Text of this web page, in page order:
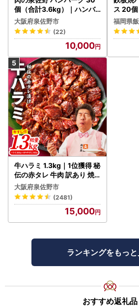
■お礼の品について
お礼の品の進呈回数に制限はありませ
寄附をいただいても、その都度寄附金
※個人の方からのご寄附を受付してお
※平成29年4月1日付け総務大臣通知に
月1日以降の山形市内在住の方からの寄
品を送付することはできません。
あらかじめご了承の上お申し込みく
※ご入金後、お礼の品をお受取りいた
セルは致しかねます。
■個人情報の取り扱いについて
お寄せいただいた個人情報は、寄附金
る確認・連絡等に利用するものであり
用するものではありません。また、
お礼の品の確認及び送付等を行うため
「寄附情報」等を本事業を連携して実
◆ふるさと納税の「偽サイト」にご注
されており、山形市のお礼の品も無断
偽サイト上のお礼の品は、通常の寄附
個（合計3.6kg）｜ハンバ
ーグ 訳あり 黒毛和牛×なに
わポーク
大阪府泉佐野市
(22)
10,000
ス 20
福岡県
牛ハラミ 1.3kg｜1位獲得 秘
伝の赤タレ 牛肉 訳あり 焼
肉 BBQ
大阪府泉佐野市
(2481)
15,000
ランキングをもっ
おすすめ返礼品